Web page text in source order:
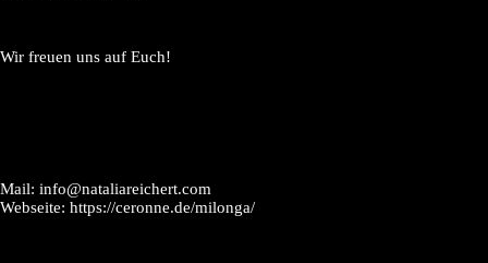
Wir freuen uns auf Euch!
Mail: info@nataliareichert.com
Webseite: https://ceronne.de/milonga/